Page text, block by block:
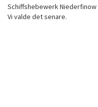
Schiffshebewerk
Vi valde det senare.